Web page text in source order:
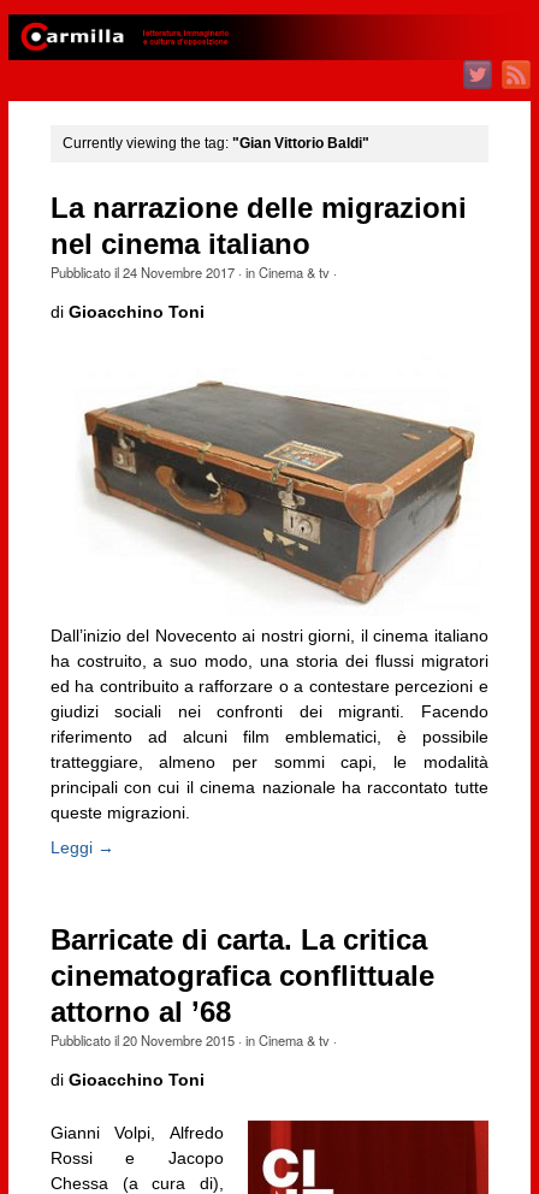
Currently viewing the tag: "Gian Vittorio Baldi"
La narrazione delle migrazioni
nel cinema italiano
Pubblicato il24 Novembre 2017· inCinema & tv·
di Gioacchino Toni
Dall’inizio del Novecento ai nostri giorni, il cinema italiano
ha costruito, a suo modo, una storia dei flussi migratori
ed ha contribuito a rafforzare o a contestare percezioni e
giudizi sociali nei confronti dei migranti. Facendo
riferimento ad alcuni film emblematici, è possibile
tratteggiare, almeno per sommi capi, le modalità
principali con cui il cinema nazionale ha raccontato tutte
queste migrazioni.
Leggi →
Barricate di carta. La critica
cinematografica conflittuale
attorno al ’68
Pubblicato il20 Novembre 2015· inCinema & tv·
di Gioacchino Toni
Gianni Volpi, Alfredo
Rossi e Jacopo
Chessa (a cura di),